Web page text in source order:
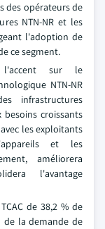
des opérateurs de
NTN-NR et les
l'adoption de
ce segment.
l'accent sur le
NTN-NR
infrastructures
croissants
les exploitants
et les
améliorera
l'avantage
de 38,2 % de
de la demande de